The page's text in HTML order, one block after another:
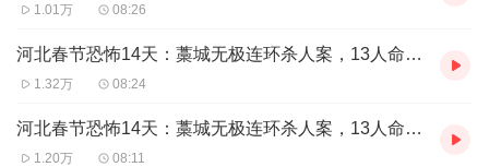
1.01万 08:26
河北春节恐怖14天：藁城无极连环杀人案，13人命丧“恶魔”刘井仁铁棒下 第一集
1.32万 08:24
河北春节恐怖14天：藁城无极连环杀人案，13人命丧“恶魔”刘井仁铁棒下 第二集
1.20万 08:11